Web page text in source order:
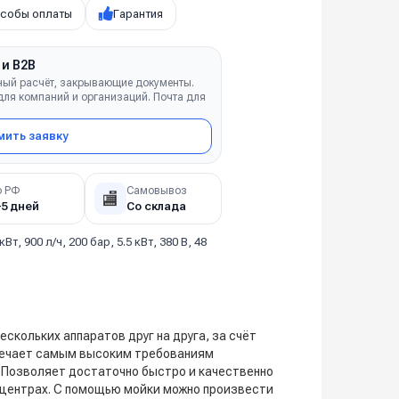
оплаты Гарантия
B2B
расчёт, закрывающие документы.
компаний и организаций. Почта для
заявку
РФ
дней 🏬 Самовывоз
Со склада
900 л/ч, 200 бар, 5.5 кВт, 380 В, 48
аппаратов друг на друга, за счёт
самым высоким требованиям
достаточно быстро и качественно
С помощью мойки можно произвести